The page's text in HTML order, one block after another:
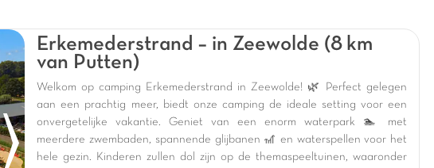
Erkemederstrand – in Zeewolde (8 km
van Putten)
Welkom op camping Erkemederstrand in Zeewolde! 🌿 Perfect gelegen
aan een prachtig meer, biedt onze camping de ideale setting voor een
onvergetelijke vakantie. Geniet van een enorm waterpark 🏊 met
meerdere zwembaden, spannende glijbanen 🎢 en waterspellen voor het
hele gezin. Kinderen zullen dol zijn op de themaspeeltuinen, waaronder